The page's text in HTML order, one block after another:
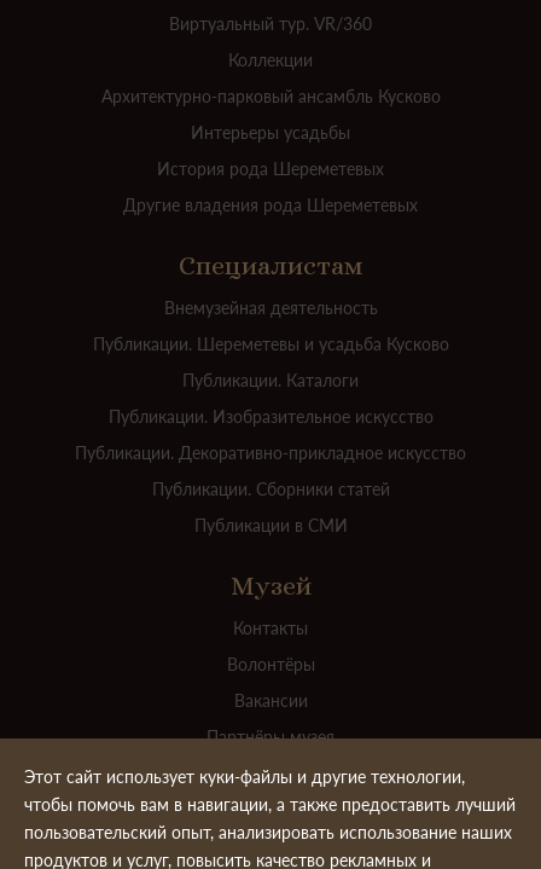
Виртуальный тур. VR/360
Коллекции
Архитектурно-парковый ансамбль Кусково
Интерьеры усадьбы
История рода Шереметевых
Другие владения рода Шереметевых
Специалистам
Внемузейная деятельность
Публикации. Шереметевы и усадьба Кусково
Публикации. Каталоги
Публикации. Изобразительное искусство
Публикации. Декоративно-прикладное искусство
Публикации. Сборники статей
Публикации в СМИ
Музей
Контакты
Волонтёры
Вакансии
Партнёры музея
Для прессы
Официальные документы
Ваш вклад в пополнение коллекции
Этот сайт использует куки-файлы и другие технологии,
чтобы помочь вам в навигации, а также предоставить лучший
пользовательский опыт, анализировать использование наших
продуктов и услуг, повысить качество рекламных и